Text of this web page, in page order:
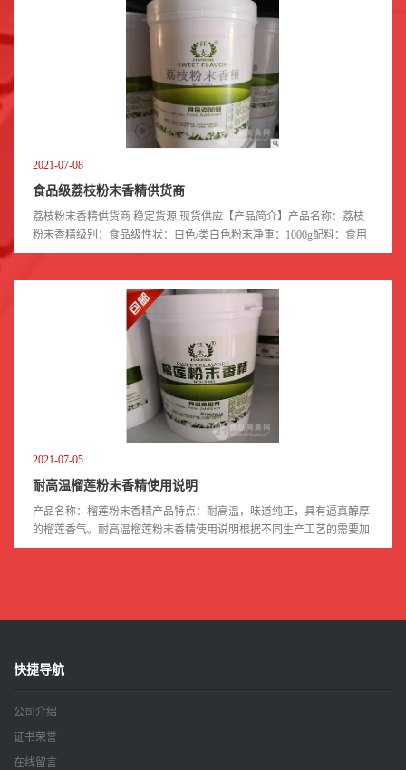
2021-07-08
食品级荔枝粉末香精供货商
荔枝粉末香精供货商 稳定货源 现货供应【产品简介】产品名称：荔枝
粉末香精级别：食品级性状：白色/类白色粉末净重：1000g配料：食用
香料、食用香精载体使用范围：适用于各种食品中增香，广泛用于食
2021-07-05
耐高温榴莲粉末香精使用说明
产品名称：榴莲粉末香精产品特点：耐高温，味道纯正，具有逼真醇厚
的榴莲香气。耐高温榴莲粉末香精使用说明根据不同生产工艺的需要加
入。 适用于饮料、糖果、凉果、药品、保健品、炒货、冷饮、饼干、乳
快捷导航
公司介绍
证书荣誉
在线留言